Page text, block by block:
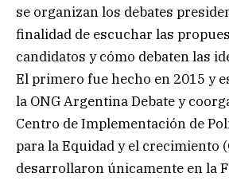
se organizan los debates
finalidad de escuchar las
candidatos y cómo debaten las
El primero fue hecho en 2015 y
la ONG Argentina Debate y
Centro de Implementación de
para la Equidad y el crecimiento
desarrollaron únicamente en la